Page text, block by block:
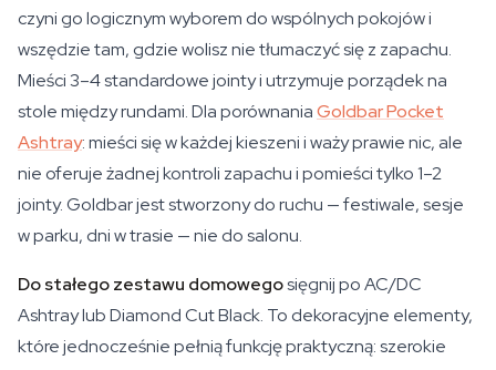
czyni go logicznym wyborem do wspólnych pokojów i
wszędzie tam, gdzie wolisz nie tłumaczyć się z zapachu.
Mieści 3–4 standardowe jointy i utrzymuje porządek na
stole między rundami. Dla porównaniaGoldbar Pocket
Ashtray: mieści się w każdej kieszeni i waży prawie nic, ale
nie oferuje żadnej kontroli zapachu i pomieści tylko 1–2
jointy. Goldbar jest stworzony do ruchu — festiwale, sesje
w parku, dni w trasie — nie do salonu.
Do stałego zestawu domowegosięgnij po AC/DC
Ashtray lub Diamond Cut Black. To dekoracyjne elementy,
które jednocześnie pełnią funkcję praktyczną: szerokie